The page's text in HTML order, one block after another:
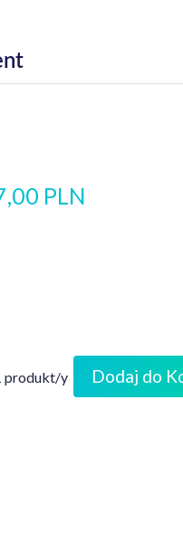
PLN
produkt/y Dodaj do